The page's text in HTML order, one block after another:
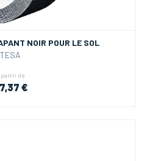
NOIR POUR LE SOL
TESA
partir de
€